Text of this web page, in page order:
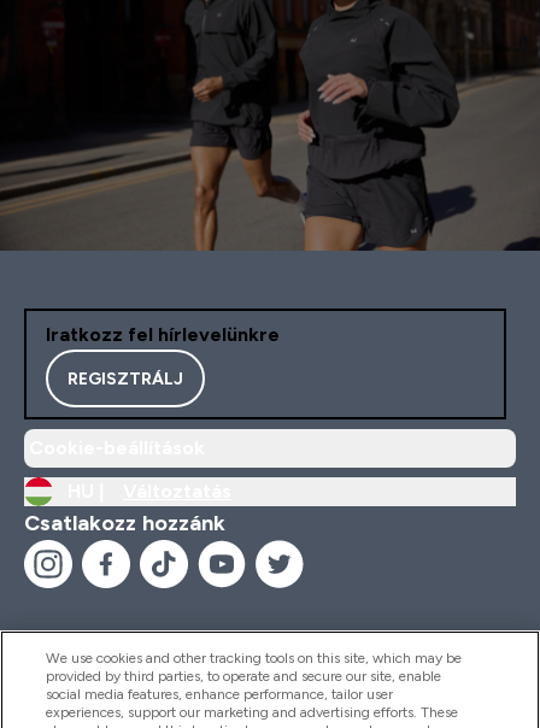
Iratkozz fel hírlevelünkre
REGISZTRÁLJ
Csatlakozz hozzánk
Segítség És Információ
We use cookies and other tracking tools on this site, which may be
provided by third parties, to operate and secure our site, enable
social media features, enhance performance, tailor user
experiences, support our marketing and advertising efforts. These